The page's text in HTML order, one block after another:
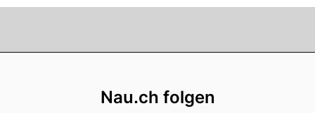
Nau.ch folgen